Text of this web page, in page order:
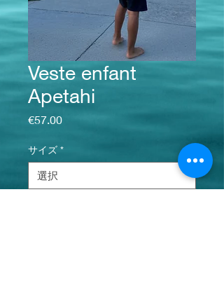
Veste enfant
Apetahi
€57.00価格
サイズ *